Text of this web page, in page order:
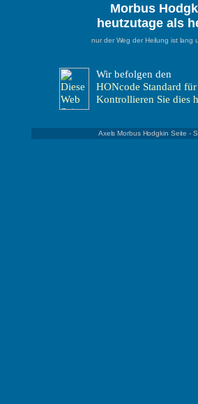
Morbus
heutzutage als
nur der Weg der Heilung ist lang
Wir befolgen den
HONcode Standard
Kontrollieren Sie dies
Axels Morbus Hodgkin Seite -